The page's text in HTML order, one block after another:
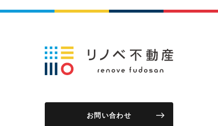
お問い合わせ